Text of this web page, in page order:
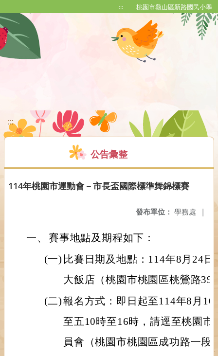
::: 桃園市龜山區新路國民小學
:::
公告彙整
114年桃園市運動會－市長盃國際標準舞錦標賽
發布單位： 學務處 |
一、 賽事地點及期程如下：
(一) 比賽日期及地點：114年8月24
大飯店（桃園市桃園區桃鶯路
(二)報名方式：即日起至114年8月
至五10時至16時，請逕至桃園
員會（桃園市桃園區成功路一段